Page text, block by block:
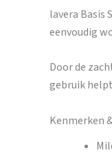
lavera Basis
eenvoudig
Door de
gebruik
Kenmerken